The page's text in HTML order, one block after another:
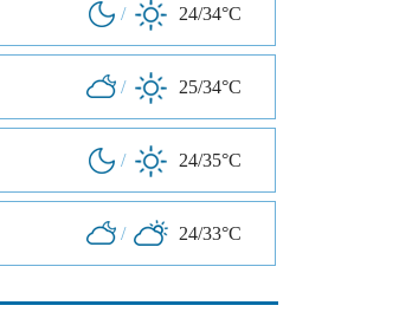
/ 24/34°C
/ 25/34°C
/ 24/35°C
/ 24/33°C